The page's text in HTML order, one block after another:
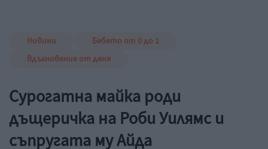
Новини
Бебето от 0 до 1
Вдъхновение от деня
Сурогатна майка роди
дъщеричка на Роби Уилямс и
съпругата му Айда